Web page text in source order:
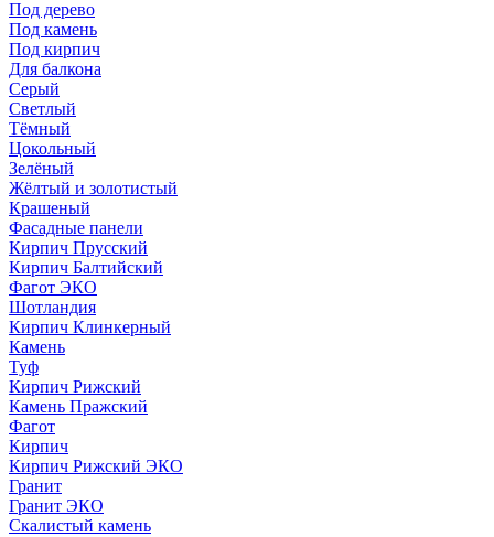
Под дерево
Под камень
Под кирпич
Для балкона
Серый
Светлый
Тёмный
Цокольный
Зелёный
Жёлтый и золотистый
Крашеный
Фасадные панели
Кирпич Прусский
Кирпич Балтийский
Фагот ЭКО
Шотландия
Кирпич Клинкерный
Камень
Туф
Кирпич Рижский
Камень Пражский
Фагот
Кирпич
Кирпич Рижский ЭКО
Гранит
Гранит ЭКО
Скалистый камень